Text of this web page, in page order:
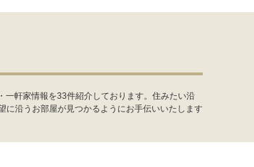
軒家情報を33件紹介しております。住みたい沿
に沿うお部屋が見つかるようにお手伝いいたします